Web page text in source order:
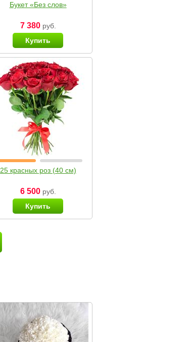
Букет «Без слов»
7 380руб.
Купить
25 красных роз (40 см)
6 500руб.
Купить